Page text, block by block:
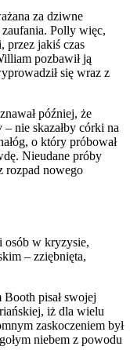
za dziwne
Polly więc,
przez jakiś czas
pozbawił ją
się wraz z
później, że
nie skazałby córki na
o który próbował
Nieudane próby
rozpad nowego
osób w kryzysie,
– zziębnięta,
pisał swojej
iż dla wielu
zaskoczeniem był
niebem z powodu